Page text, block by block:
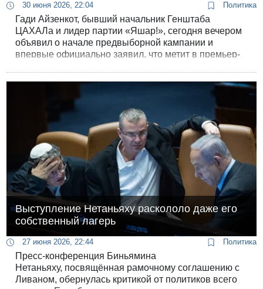
30 июня 2026, 22:04 Политика
Гади Айзенкот, бывший начальник Генштаба
ЦАХАЛа и лидер партии «Яшар!», сегодня вечером
объявил о начале предвыборной кампании и
впервые официально заявил, что метит в премьер-
Выступление Нетаньяху раскололо даже его
собственный лагерь
27 июня 2026, 22:44 Политика
Пресс-конференция Биньямина
Нетаньяху, посвящённая рамочному соглашению с
Ливаном, обернулась критикой от политиков всего